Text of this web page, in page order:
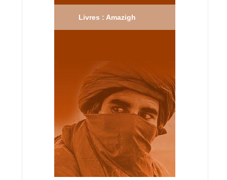
Livres : Amazigh